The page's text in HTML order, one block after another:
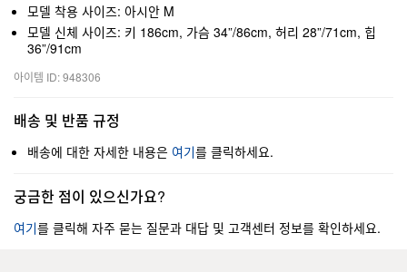
모델 착용 사이즈: 아시안 M
모델 신체 사이즈: 키 186cm, 가슴 34”/86cm, 허리 28”/71cm, 힙
36”/91cm
아이템 ID: 948306
배송 및 반품 규정
배송에 대한 자세한 내용은 여기를 클릭하세요.
궁금한 점이 있으신가요?
여기를 클릭해 자주 묻는 질문과 대답 및 고객센터 정보를 확인하세요.